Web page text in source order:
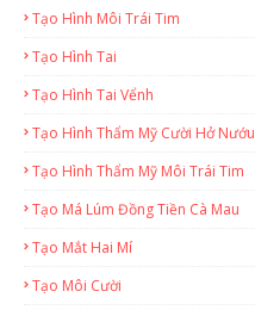
Tạo Hình Môi Trái Tim
Tạo Hình Tai
Tạo Hình Tai Vểnh
Tạo Hình Thẩm Mỹ Cười Hở Nướu
Tạo Hình Thẩm Mỹ Môi Trái Tim
Tạo Má Lúm Đồng Tiền Cà Mau
Tạo Mắt Hai Mí
Tạo Môi Cười